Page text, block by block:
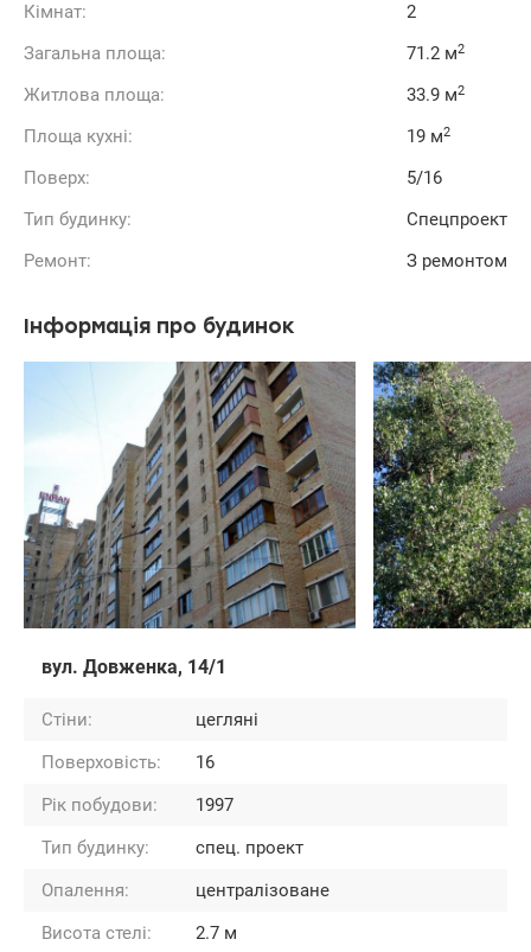
Кімнат:
2
Загальна площа:
71.2 м2
Житлова площа: 33.9 м2
Площа кухні: 19 м2
Поверх:
5/16
Тип будинку:
Спецпроект
Ремонт:
З ремонтом
Інформація про будинок
вул. Довженка, 14/1
Стіни:
цегляні
Поверховість:
16
Рік побудови:
1997
Тип будинку:
спец. проект
Опалення:
централізоване
Висота стелі:
2.7 м